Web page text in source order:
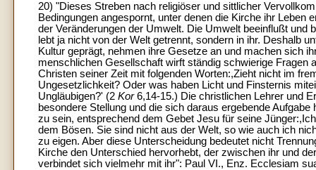
20) "Dieses Streben nach religiöser und sittlicher
Bedingungen angespornt, unter denen die Kirche ihr Leben
der Veränderungen der Umwelt. Die Umwelt beeinflußt und
lebt ja nicht von der Welt getrennt, sondern in ihr. Deshalb
Kultur geprägt, nehmen ihre Gesetze an und machen sich
menschlichen Gesellschaft wirft ständig schwierige Fragen
Christen seiner Zeit mit folgenden Worten:,Zieht nicht im
Ungesetzlichkeit? Oder was haben Licht und Finsternis
Ungläubigen?' (2 Kor6,14-15.) Die christlichen Lehrer und
besondere Stellung und die sich daraus ergebende
zu sein, entsprechend dem Gebet Jesu für seine
dem Bösen. Sie sind nicht aus der Welt, so wie auch ich
zu eigen. Aber diese Unterscheidung bedeutet nicht
Kirche den Unterschied hervorhebt, der zwischen ihr und
verbindet sich vielmehr mit ihr": Paul VI., Enz. Ecclesiam